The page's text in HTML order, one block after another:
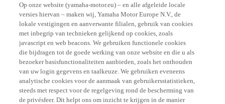
Op onze website (yamaha-motor.eu) – en alle afgeleide locale
versies hiervan – maken wij, Yamaha Motor Europe N.V., de
lokale vestigingen en aanverwante filialen, gebruik van cookies
met inbegrip van technieken gelijkend op cookies, zoals
javascript en web beacons. We gebruiken functionele cookies
die bijdragen tot de goede werking van onze website en die u als
bezoeker basisfunctionaliteiten aanbieden, zoals het onthouden
van uw login gegevens en taalkeuze. We gebruiken eveneens
analytische cookies voor de aanmaak van gebruikersstatistieken,
steeds met respect voor de regelgeving rond de bescherming van
de privésfeer. Dit helpt ons om inzicht te krijgen in de manier